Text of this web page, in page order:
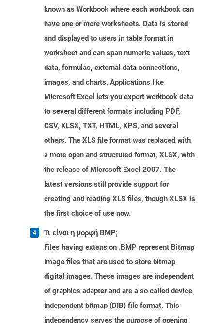
known as Workbook where each workbook can
have one or more worksheets. Data is stored
and displayed to users in table format in
worksheet and can span numeric values, text
data, formulas, external data connections,
images, and charts. Applications like
Microsoft Excel lets you export workbook data
to several different formats including PDF,
CSV, XLSX, TXT, HTML, XPS, and several
others. The XLS file format was replaced with
a more open and structured format, XLSX, with
the release of Microsoft Excel 2007. The
latest versions still provide support for
creating and reading XLS files, though XLSX is
the first choice of use now.
Τι είναι η μορφή BMP;
Files having extension .BMP represent Bitmap
Image files that are used to store bitmap
digital images. These images are independent
of graphics adapter and are also called device
independent bitmap (DIB) file format. This
independency serves the purpose of opening